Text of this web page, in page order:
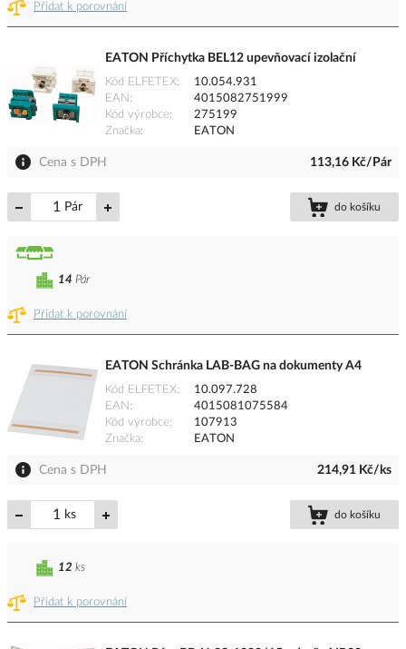
Přidat k porovnání
EATON Příchytka BEL12 upevňovací izolační
Kód ELFETEX
10.054.931
EAN
4015082751999
Kód výrobce
275199
Značka
EATON
Cena s DPH 113,16 Kč/Pár
Pár do košíku
Přidat k porovnání
14 Pár
EATON Schránka LAB-BAG na dokumenty A4
Kód ELFETEX
10.097.728
EAN
4015081075584
Kód výrobce
107913
Značka
EATON
Cena s DPH 214,91 Kč/ks
ks do košíku
Přidat k porovnání
12 ks